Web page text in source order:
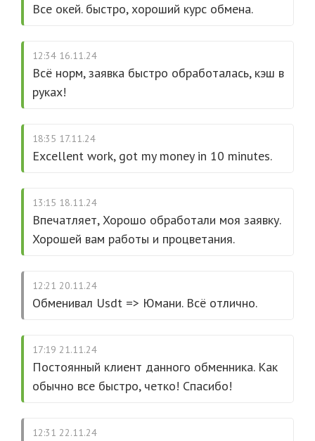
Все окей. быстро, хороший курс обмена.
12:34 16.11.24
Всё норм, заявка быстро обработалась, кэш в
руках!
18:35 17.11.24
Excellent work, got my money in 10 minutes.
13:15 18.11.24
Впечатляет, Хорошо обработали моя заявку.
Хорошей вам работы и процветания.
12:21 20.11.24
Обменивал Usdt => Юмани. Всё отлично.
17:19 21.11.24
Постоянный клиент данного обменника. Как
обычно все быстро, четко! Спасибо!
12:31 22.11.24